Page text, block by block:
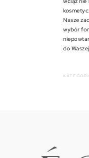
Nasze
wybór
do